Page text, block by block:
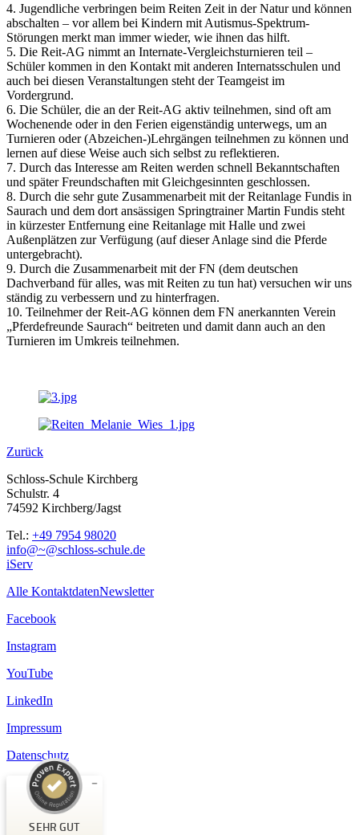
4. Jugendliche verbringen beim Reiten Zeit in der Natur und können
abschalten – vor allem bei Kindern mit Autismus-Spektrum-
Störungen merkt man immer wieder, wie ihnen das hilft.
5. Die Reit-AG nimmt an Internate-Vergleichsturnieren teil –
Schüler kommen in den Kontakt mit anderen Internatsschulen und
auch bei diesen Veranstaltungen steht der Teamgeist im
Vordergrund.
6. Die Schüler, die an der Reit-AG aktiv teilnehmen, sind oft am
Wochenende oder in den Ferien eigenständig unterwegs, um an
Turnieren oder (Abzeichen-)Lehrgängen teilnehmen zu können und
lernen auf diese Weise auch sich selbst zu reflektieren.
7. Durch das Interesse am Reiten werden schnell Bekanntschaften
und später Freundschaften mit Gleichgesinnten geschlossen.
8. Durch die sehr gute Zusammenarbeit mit der Reitanlage Fundis in
Saurach und dem dort ansässigen Springtrainer Martin Fundis steht
in kürzester Entfernung eine Reitanlage mit Halle und zwei
Außenplätzen zur Verfügung (auf dieser Anlage sind die Pferde
untergebracht).
9. Durch die Zusammenarbeit mit der FN (dem deutschen
Dachverband für alles, was mit Reiten zu tun hat) versuchen wir uns
ständig zu verbessern und zu hinterfragen.
10. Teilnehmer der Reit-AG können dem FN anerkannten Verein
„Pferdefreunde Saurach“ beitreten und damit dann auch an den
Turnieren im Umkreis teilnehmen.
Zurück
Schloss-Schule Kirchberg
Schulstr. 4
74592 Kirchberg/Jagst
Tel.: +49 7954 98020
info@~@schloss-schule.de
iServ
Alle KontaktdatenNewsletter
Facebook
Instagram
YouTube
LinkedIn
Impressum
Datenschutz
SEHR GUT
Kundenbewertungen und Erfahrungen zu
Schloss-Schule Kirchberg